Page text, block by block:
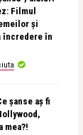
Filmul
și
încredere în
șanse aș fi
mea?!